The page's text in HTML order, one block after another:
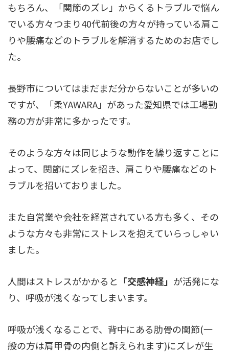
もちろん、「関節のズレ」からくるトラブルで悩ん
でいる方々つまり40代前後の方々が持っている肩こ
りや腰痛などのトラブルを解消するためのお店でし
た。
長野市についてはまだまだ分からないことが多いの
ですが、「柔YAWARA」があった愛知県では工場勤
務の方が非常に多かったです。
そのような方々は同じような動作を繰り返すことに
よって、関節にズレを招き、肩こりや腰痛などのト
ラブルを招いておりました。
また自営業や会社を経営されている方も多く、その
ような方々も非常にストレスを抱えていらっしゃい
ました。
人間はストレスがかかると 「交感神経」 が活発にな
り、呼吸が浅くなってしまいます。
呼吸が浅くなることで、背中にある肋骨の関節(一
般の方は肩甲骨の内側と訴えられます)にズレが生